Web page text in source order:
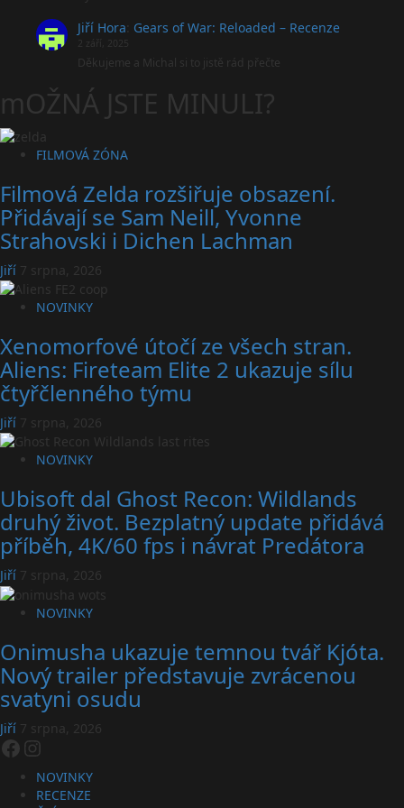
Jiří Hora Gears of War: Reloaded – Recenze
2 září, 2025
Děkujeme a Michal si to jistě rád přečte
mOŽNÁ JSTE MINULI?
FILMOVÁ ZÓNA
Filmová Zelda rozšiřuje obsazení.
Přidávají se Sam Neill, Yvonne
Strahovski i Dichen Lachman
Jiří 7 srpna, 2026
NOVINKY
Xenomorfové útočí ze všech stran.
Aliens: Fireteam Elite 2 ukazuje sílu
čtyřčlenného týmu
Jiří 7 srpna, 2026
NOVINKY
Ubisoft dal Ghost Recon: Wildlands
druhý život. Bezplatný update přidává
příběh, 4K/60 fps i návrat Predátora
Jiří 7 srpna, 2026
NOVINKY
Onimusha ukazuje temnou tvář Kjóta.
Nový trailer představuje zvrácenou
svatyni osudu
Jiří 7 srpna, 2026
Facebook
Instagram
NOVINKY
RECENZE